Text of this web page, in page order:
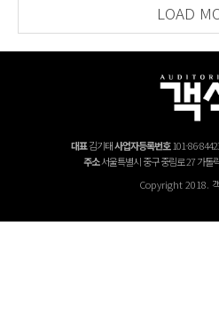
LOAD
대표김기태사업자등록번호101-86-
주소서울특별시 중구 중림로 27 가톨
Copyright 2018.